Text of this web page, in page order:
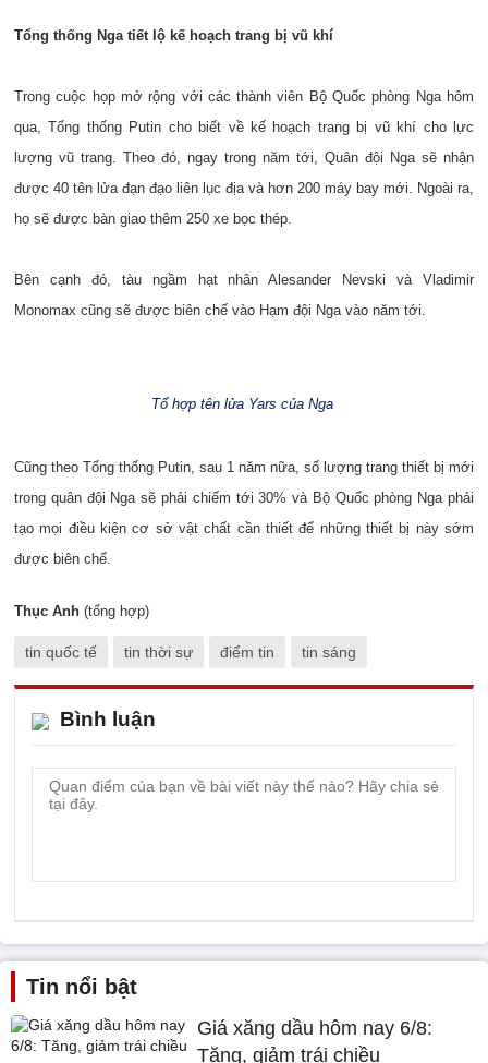
Tổng thống Nga tiết lộ kế hoạch trang bị vũ khí
Trong cuộc họp mở rộng với các thành viên Bộ Quốc phòng Nga hôm
qua, Tổng thống Putin cho biết về kế hoạch trang bị vũ khí cho lực
lượng vũ trang. Theo đó, ngay trong năm tới, Quân đội Nga sẽ nhận
được 40 tên lửa đạn đạo liên lục địa và hơn 200 máy bay mới. Ngoài ra,
họ sẽ được bàn giao thêm 250 xe bọc thép.
Bên cạnh đó, tàu ngầm hạt nhân Alesander Nevski và Vladimir
Monomax cũng sẽ được biên chế vào Hạm đội Nga vào năm tới.
Tổ hợp tên lửa Yars của Nga
Cũng theo Tổng thống Putin, sau 1 năm nữa, số lượng trang thiết bị mới
trong quân đội Nga sẽ phải chiếm tới 30% và Bộ Quốc phòng Nga phải
tạo mọi điều kiện cơ sở vật chất cần thiết để những thiết bị này sớm
được biên chế.
Thục Anh (tổng hợp)
tin quốc tế tin thời sự điểm tin tin sáng
Bình luận
Tin nổi bật
Giá xăng dầu hôm nay 6/8:
Tăng, giảm trái chiều